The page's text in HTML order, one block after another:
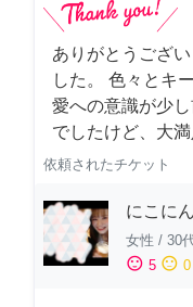
ありがとうござ
した。 色々とキ
愛への意識が少
でしたけど、大満
依頼されたチケット
にこにん
女性 / 30
sentiment_satisfied 5 sentiment_neutral 0